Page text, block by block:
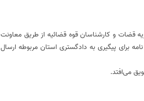
قضات و کارشناسان قوه قضائیه از طریق معاونت
نامه برای پیگیری به دادگستری استان مربوطه ارسال‌‌‌
می‌افتد.